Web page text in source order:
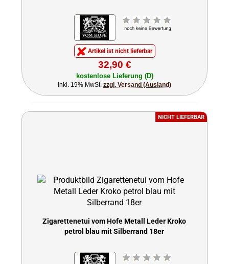
Artikel ist nicht lieferbar
32,90 €
kostenlose Lieferung (D)
inkl. 19% MwSt. zzgl. Versand (Ausland)
NICHT LIEFERBAR
Zigarettenetui vom Hofe Metall Leder Kroko
petrol blau mit Silberrand 18er